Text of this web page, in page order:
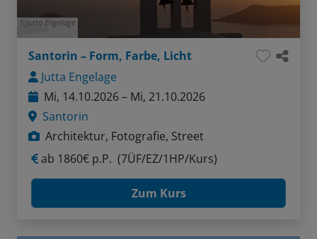
Jutta Engelage
Santorin – Form, Farbe, Licht
Jutta Engelage
Mi, 14.10.2026 – Mi, 21.10.2026
Santorin
Architektur, Fotografie, Street
ab 1860€ p.P. (7ÜF/EZ/1HP/Kurs)
Zum Kurs